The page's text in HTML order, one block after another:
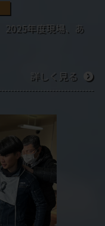
年度現場、あ
詳しく見る